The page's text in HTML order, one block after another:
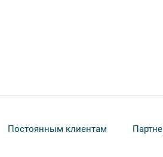
Постоянным клиентам